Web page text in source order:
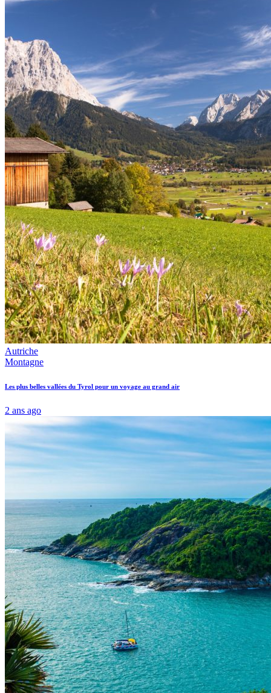
Autriche
Montagne
Les plus belles vallées du Tyrol pour un voyage au grand air
2 ans ago